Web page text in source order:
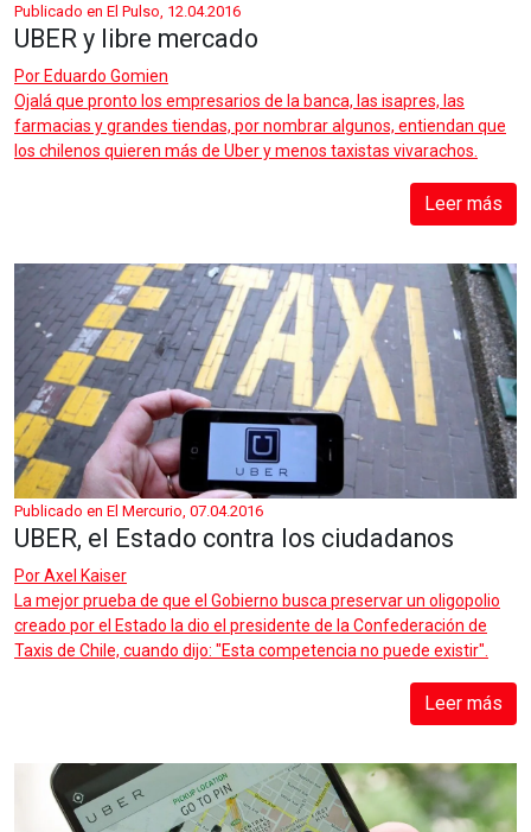
Publicado en El Pulso, 12.04.2016
UBER y libre mercado
Por Eduardo Gomien
Ojalá que pronto los empresarios de la banca, las isapres, las
farmacias y grandes tiendas, por nombrar algunos, entiendan que
los chilenos quieren más de Uber y menos taxistas vivarachos.
Leer más
Publicado en El Mercurio, 07.04.2016
UBER, el Estado contra los ciudadanos
PorAxel Kaiser
La mejor prueba de que el Gobierno busca preservar un oligopolio
creado por el Estado la dio el presidente de la Confederación de
Taxis de Chile, cuando dijo: "Esta competencia no puede existir".
Leer más